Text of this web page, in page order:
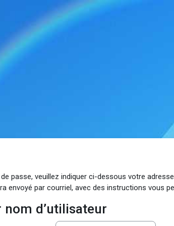
passe, veuillez indiquer ci-dessous votre
envoyé par courriel, avec des instructions vous
d’utilisateur
nom d’utilisateur